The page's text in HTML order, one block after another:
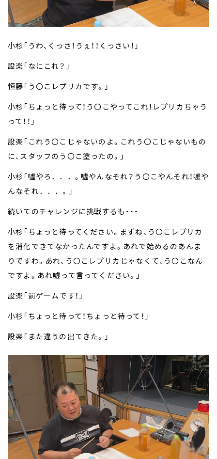
小杉「うわ、くっさ！うぇ！！くっさい！」
設楽「なにこれ？」
恒藤「う〇こレプリカです。」
小杉「ちょっと待って！う〇こやってこれ！レプリカちゃう
って！！」
設楽「これう〇こじゃないのよ。これう〇こじゃないもの
に、スタッフのう〇こ塗ったの。」
小杉「噓やろ．．．。噓やんなそれ？う〇こやんそれ！嘘や
んなそれ．．．。」
続いてのチャレンジに挑戦するも・・・
小杉「ちょっと待ってください。まずね、う〇こレプリカ
を消化できてなかったんですよ。あれで始めるのあんま
りですわ。あれ、う〇こレプリカじゃなくて、う〇こなん
ですよ。あれ嘘って言ってください。」
設楽「罰ゲームです！」
小杉「ちょっと待って！ちょっと待って！」
設楽「また違うの出てきた。」